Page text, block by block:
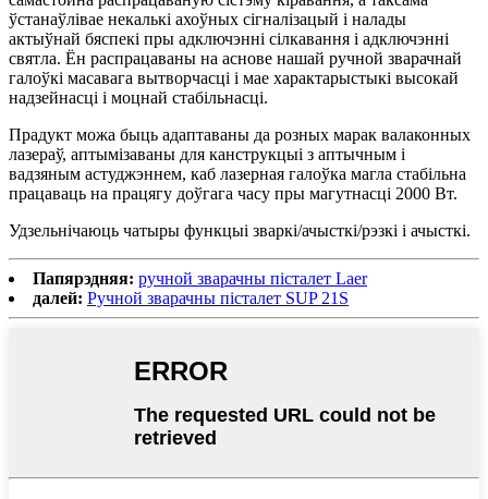
ўстанаўлівае некалькі ахоўных сігналізацый і налады
актыўнай бяспекі пры адключэнні сілкавання і адключэнні
святла. Ён распрацаваны на аснове нашай ручной зварачнай
галоўкі масавага вытворчасці і мае характарыстыкі высокай
надзейнасці і моцнай стабільнасці.
Прадукт можа быць адаптаваны да розных марак валаконных
лазераў, аптымізаваны для канструкцыі з аптычным і
вадзяным астуджэннем, каб лазерная галоўка магла стабільна
працаваць на працягу доўгага часу пры магутнасці 2000 Вт.
Удзельнічаюць чатыры функцыі зваркі/ачысткі/рэзкі і ачысткі.
Папярэдняя: ручной зварачны пісталет Laer
далей: Ручной зварачны пісталет SUP 21S